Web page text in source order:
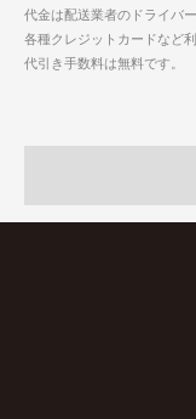
代金は配送業者のドライバ
各種クレジットカードなど利
代引き手数料は無料です。